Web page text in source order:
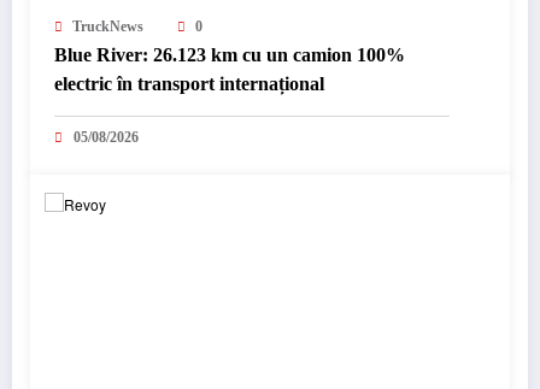
TruckNews 0
Blue River: 26.123 km cu un camion 100%
electric în transport internațional
05/08/2026